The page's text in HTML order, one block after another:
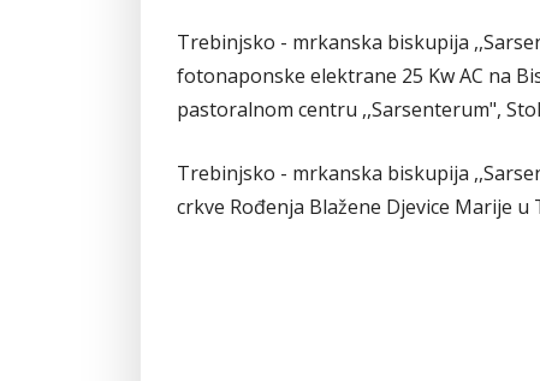
Trebinjsko - mrkanska biskupija
fotonaponske elektrane 25 Kw AC na
pastoralnom centru ,,Sarsenterum",
Trebinjsko - mrkanska biskupija
crkve Rođenja Blažene Djevice Marije u